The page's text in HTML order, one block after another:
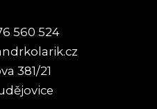
560 524
381/21